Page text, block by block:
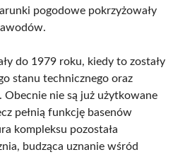
pogodowe pokrzyżowały
do 1979 roku, kiedy to zostały
stanu technicznego oraz
Obecnie nie są już użytkowane
pełnią funkcję basenów
kompleksu pozostała
budząca uznanie wśród